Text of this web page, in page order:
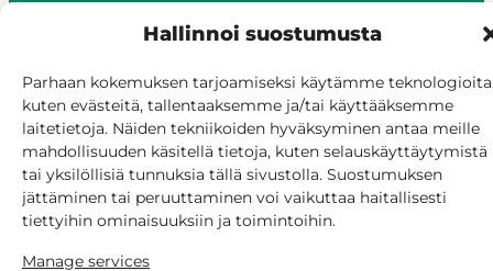
Hallinnoi suostumusta
Parhaan kokemuksen tarjoamiseksi käytämme
kuten evästeitä, tallentaaksemme ja/tai käyttääksemme
laitetietoja. Näiden tekniikoiden hyväksyminen antaa meille
mahdollisuuden käsitellä tietoja, kuten selauskäyttäytymistä
tai yksilöllisiä tunnuksia tällä sivustolla. Suostumuksen
jättäminen tai peruuttaminen voi vaikuttaa haitallisesti
tiettyihin ominaisuuksiin ja toimintoihin.
Manage services
Give feedback
Billing and invoicing
Accessibility
Cookie policy
Manage consent